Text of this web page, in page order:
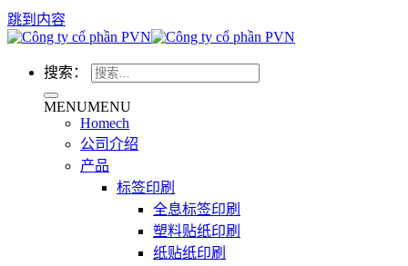
跳到内容
搜索：
MENUMENU
Homech
公司介绍
产品
标签印刷
全息标签印刷
塑料贴纸印刷
纸贴纸印刷